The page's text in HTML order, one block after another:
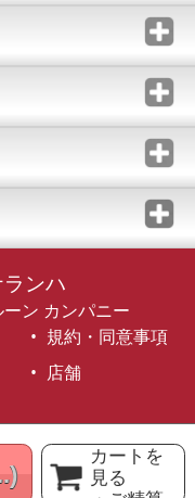
カートを
見る
ンハ
ン カンパニー
規約・同意事項
店舗
Reserved.